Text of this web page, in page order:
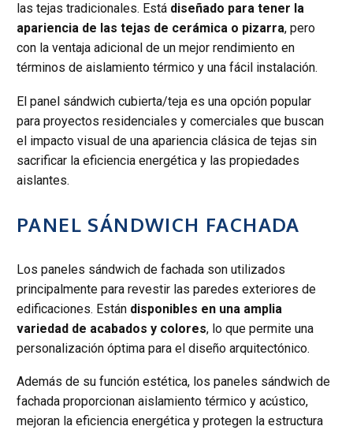
las tejas tradicionales. Está diseñado para tener la
apariencia de las tejas de cerámica o pizarra, pero
con la ventaja adicional de un mejor rendimiento en
términos de aislamiento térmico y una fácil instalación.
El panel sándwich cubierta/teja es una opción popular
para proyectos residenciales y comerciales que buscan
el impacto visual de una apariencia clásica de tejas sin
sacrificar la eficiencia energética y las propiedades
aislantes.
PANEL SÁNDWICH FACHADA
Los paneles sándwich de fachada son utilizados
principalmente para revestir las paredes exteriores de
edificaciones. Están disponibles en una amplia
variedad de acabados y colores, lo que permite una
personalización óptima para el diseño arquitectónico.
Además de su función estética, los paneles sándwich de
fachada proporcionan aislamiento térmico y acústico,
mejoran la eficiencia energética y protegen la estructura